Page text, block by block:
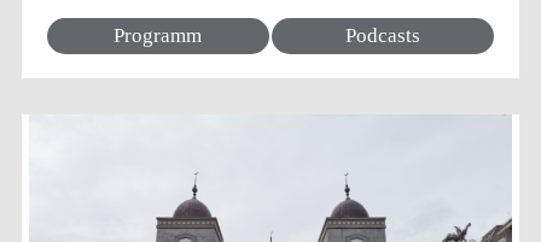
(STIPT) erlebt der Wirtschaftsingenieurstudent aus
Dresden sowohl die Universität als auch die
Hightech-Industrie hautnah. Entdecken Sie mit ihm,
von „STIPTech aus Dresden: Mein
Halbleiterabenteuer in Taiwan“ - einer einzigartigen
Mischung aus Technik, Bildung und persönlichen
Programm Podcasts